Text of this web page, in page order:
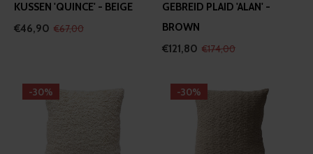
KUSSEN 'QUINCE' - BEIGE
€46,90 €67,00
GEBREID PLAID 'ALAN' -
BROWN
€121,80 €174,00
-30% -30%